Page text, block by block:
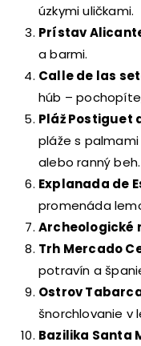
úzkymi uličkami.
Prístav
a barmi.
Calle de las
húb –
Pláž Postiguet
pláže s
alebo ranný beh.
Explanada de
promenáda
Archeologické
Trh Mercado
potravín a
Ostrov
šnorchlovanie v
Bazilika Santa